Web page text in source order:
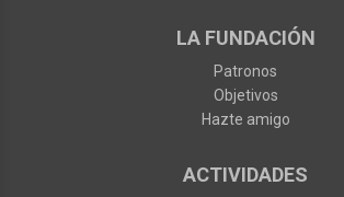
LA FUNDACIÓN
Patronos
Objetivos
Hazte amigo
ACTIVIDADES